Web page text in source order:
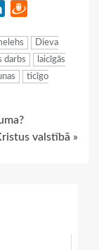
LinkedIn
Dieva
darbs
laicīgās
ticīgo
valstībā »